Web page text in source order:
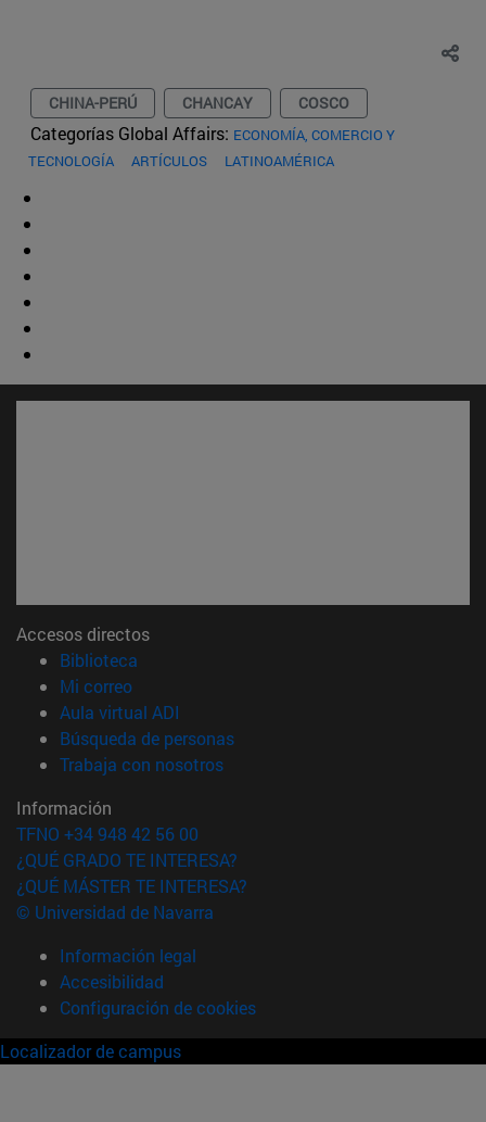
CHINA-PERÚ CHANCAY COSCO
Categorías Global Affairs: ECONOMÍA, COMERCIO Y
TECNOLOGÍA
ARTÍCULOS LATINOAMÉRICA
Accesos directos
Biblioteca
Mi correo(abre en nueva ventana)
Aula virtual ADI
Búsqueda de personas(abre en nueva ventana)
Trabaja con nosotros(abre en nueva ventana)
Información
TFNO +34 948 42 56 00
¿QUÉ GRADO TE INTERESA?
¿QUÉ MÁSTER TE INTERESA?
© Universidad de Navarra
Información legal
Accesibilidad
Configuración de cookies
Localizador de campus